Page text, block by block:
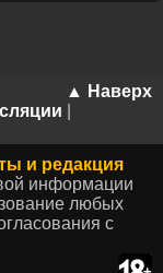
▲ Наверх
и редакция
информации
любых
с